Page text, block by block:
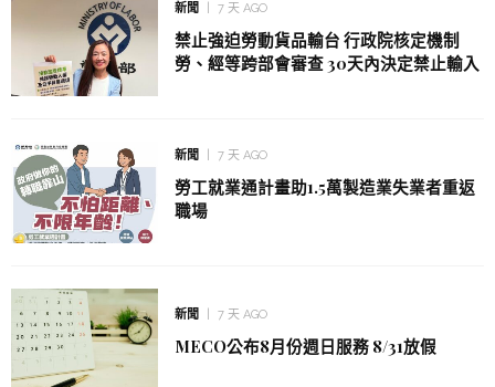
新聞 7 天 AGO
禁止強迫勞動貨品輸台 行政院核定機制
勞、經等跨部會審查 30天內決定禁止輸入
新聞 7 天 AGO
勞工就業通計畫助1.5萬製造業失業者重返
職場
新聞 7 天 AGO
MECO公布8月份週日服務 8/31放假